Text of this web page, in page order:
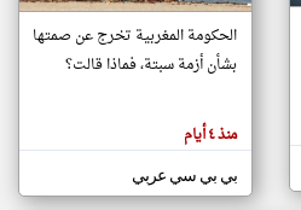
مصادر الأخبار من المغرب
اخبار المغرب على مدار الساعة
أهم اخبار المغرب العاجلة والمباشرة
الحكومة المغربية تخرج عن صمتها
بشأن أزمة سبتة، فماذا قالت؟
منذ ٤ أيام
بي بي سي عربي
klyoum.com